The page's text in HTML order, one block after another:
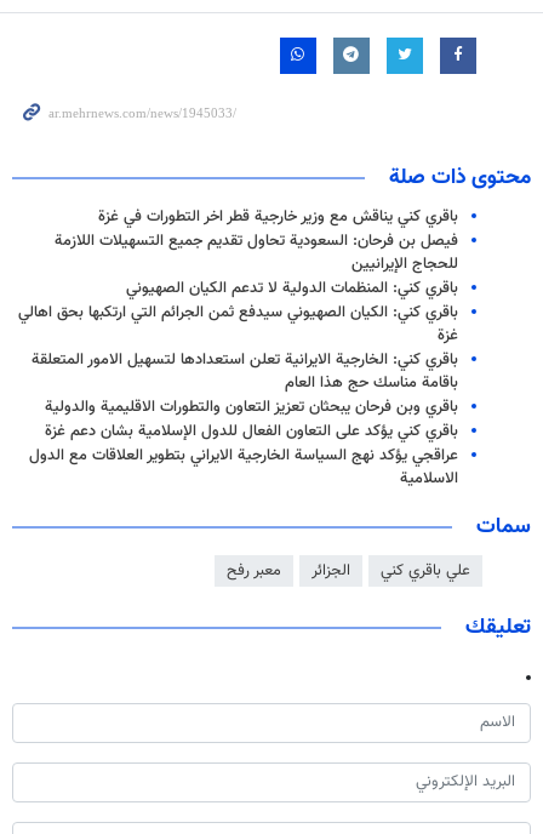
محتوى ذات صلة
باقري كني يناقش مع وزير خارجية قطر اخر التطورات في غزة
فيصل بن فرحان: السعودية تحاول تقديم جميع التسهيلات اللازمة
للحجاج الإيرانيين
باقري كني: المنظمات الدولية لا تدعم الكيان الصهيوني
باقري كني: الكيان الصهيوني سيدفع ثمن الجرائم التي ارتكبها بحق اهالي
غزة
باقري كني: الخارجية الايرانية تعلن استعدادها لتسهيل الامور المتعلقة
باقامة مناسك حج هذا العام
باقري وبن فرحان يبحثان تعزيز التعاون والتطورات الاقليمية والدولية
باقري كني يؤكد على التعاون الفعال للدول الإسلامية بشان دعم غزة
عراقجي يؤكد نهج السياسة الخارجية الايراني بتطوير العلاقات مع الدول
الاسلامية
سمات
علي باقري كني الجزائر معبر رفح
تعليقك